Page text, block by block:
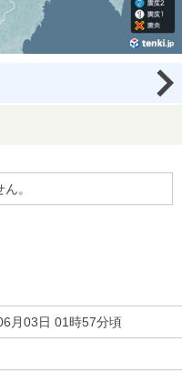
。
月03日 01時57分頃